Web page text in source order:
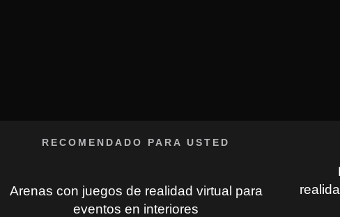
RECOMENDADO PARA USTED
Arenas con juegos de realidad virtual para
eventos en interiores